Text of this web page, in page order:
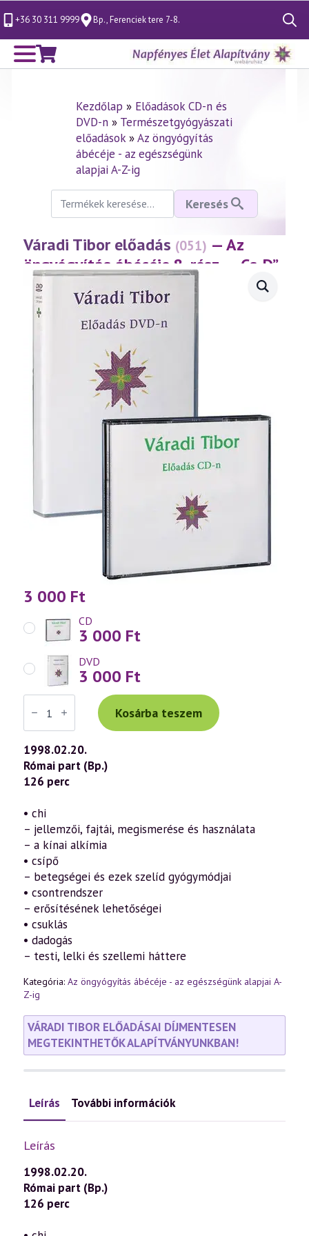
+36 30 311 9999 Bp., Ferenciek tere 7-8.
Search
for:
Kezdőlap » Előadások CD-n és
DVD-n» Természetgyógyászati
előadások»Az öngyógyítás
ábécéje - az egészségünk
alapjai A-Z-ig
Keresés
következőre:
Keresés
Váradi Tibor előadás (051) — Az
öngyógyítás ábécéje 8. rész – „Cs-D”
(1998.02.20.)
3 000 Ft
CD
3 000 Ft
DVD
3 000 Ft
Váradi
Tibor
előadás
(051)
—
Az
öngyógyítás
ábécéje
8.
–
„Cs-
D”
(1998.02.20.)
mennyiség
Kosárba teszem
1998.02.20.
Római part (Bp.)
126 perc
• chi
– jellemzői, fajtái, megismerése és használata
– a kínai alkímia
• csípő
– betegségei és ezek szelíd gyógymódjai
• csontrendszer
– erősítésének lehetőségei
• csuklás
• dadogás
– testi, lelki és szellemi háttere
Kategória: Az öngyógyítás ábécéje - az egészségünk alapjai A-
Z-ig
VÁRADI TIBOR ELŐADÁSAI DÍJMENTESEN
MEGTEKINTHETŐK ALAPÍTVÁNYUNKBAN!
Leírás További információk
Leírás
1998.02.20.
Római part (Bp.)
126 perc